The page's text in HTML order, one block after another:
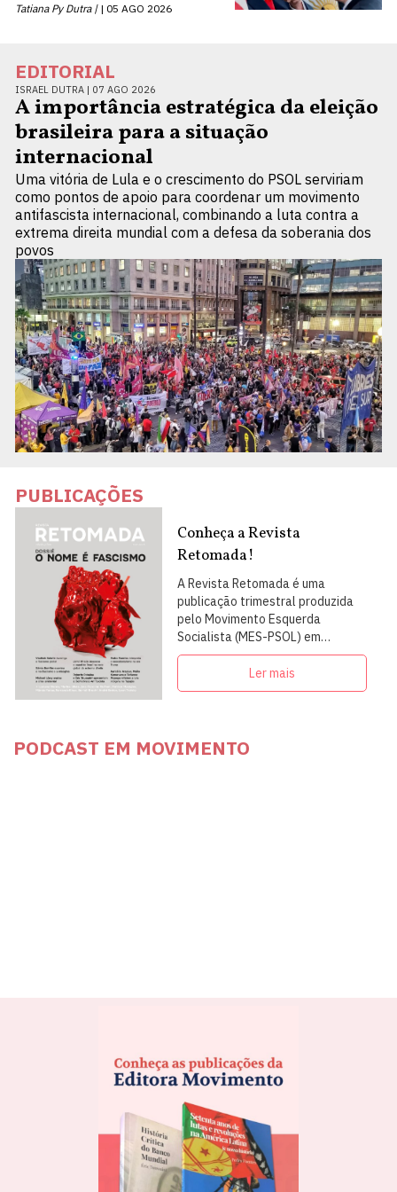
Tatiana Py Dutra | 05 AGO 2026
EDITORIAL
ISRAEL DUTRA | 07 AGO 2026
A importância estratégica da eleição
brasileira para a situação
internacional
Uma vitória de Lula e o crescimento do PSOL serviriam
como pontos de apoio para coordenar um movimento
antifascista internacional, combinando a luta contra a
extrema direita mundial com a defesa da soberania dos
povos
PUBLICAÇÕES
Conheça a Revista
Retomada!
A Revista Retomada é uma
publicação trimestral produzida
pelo Movimento Esquerda
Socialista (MES-PSOL) em
articulação com intelectuais,
militantes e artistas
Ler mais
PODCAST EM MOVIMENTO